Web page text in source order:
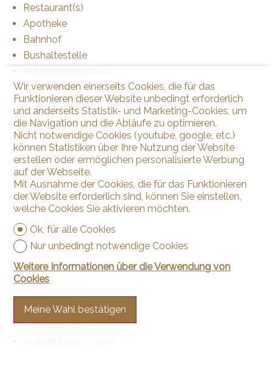
Restaurant(s)
Apotheke
Bahnhof
Bushaltestelle
Kinderfreundlich
Kindergarten
Primarschule
Sekundarschule
Hochschule
Freibad
Golfplatz
Tennis Zentrum
Wanderwege
Radweg
Fussballplatz
Eislaufbahn
Museum
Veranstaltungsort
Religiöse Bauten
Wir verwenden einerseits Cookies, die für das
Funktionieren dieser Website unbedingt erforderlich
und anderseits Statistik- und Marketing-Cookies, um
die Navigation und die Abläufe zu optimieren.
Nicht notwendige Cookies (youtube, google, etc.)
können Statistiken über Ihre Nutzung der Website
erstellen oder ermöglichen personalisierte Werbung
auf der Webseite.
Mit Ausnahme der Cookies, die für das Funktionieren
der Website erforderlich sind, können Sie einstellen,
welche Cookies Sie aktivieren möchten.
Ok, für alle Cookies
Nur unbedingt notwendige Cookies
Weitere Informationen über die Verwendung von
Cookies
Meine Wahl bestätigen